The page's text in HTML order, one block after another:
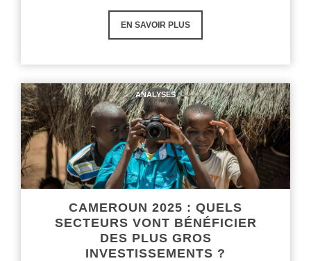
EN SAVOIR PLUS
ANALYSES
CAMEROUN 2025 : QUELS
SECTEURS VONT BÉNÉFICIER
DES PLUS GROS
INVESTISSEMENTS ?